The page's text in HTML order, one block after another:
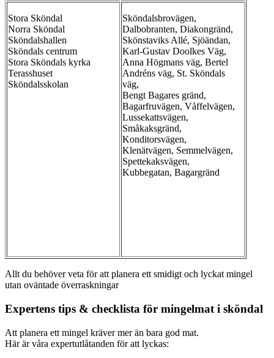
Stora Sköndal
Norra Sköndal
Sköndalshallen
Sköndals centrum
Stora Sköndals kyrka
Terasshuset
Sköndalsskolan
Sköndalsbrovägen,
Dalbobranten, Diakongränd,
Skönstaviks Allé, Sjöändan,
Karl-Gustav Doolkes Väg,
Anna Högmans väg, Bertel
Andréns väg, St. Sköndals
väg,
Bengt Bagares gränd,
Bagarfruvägen, Våffelvägen,
Lussekattsvägen,
Småkaksgränd,
Konditorsvägen,
Klenätvägen, Semmelvägen,
Spettekaksvägen,
Kubbegatan, Bagargränd
Allt du behöver veta för att planera ett smidigt och lyckat mingel
utan oväntade överraskningar
Expertens tips & checklista för mingelmat i sköndal
Att planera ett mingel kräver mer än bara god mat.
Här är våra expertutlåtanden för att lyckas: